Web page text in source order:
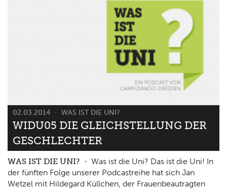
02.03.2014 WAS IST DIE UNI?
WIDU05 DIE GLEICHSTELLUNG DER
GESCHLECHTER
WAS IST DIE UNI?
Was ist die Uni? Das ist die Uni! In
der fünften Folge unserer Podcastreihe hat sich Jan
Wetzel mit Hildegard Küllchen, der Frauenbeautragten